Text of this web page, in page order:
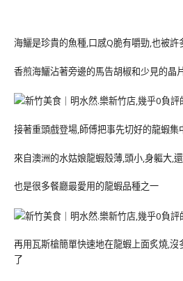
海鱺是珍貴的魚種,口感Q脆有嚼勁,也被
香煎海鱺沾著旁邊的馬告胡椒和少見的晶
接著重頭戲登場,師傅把事先切好的龍蝦集
來自澳洲的水姑娘龍蝦殼薄,頭小,身軀大,
也是很多餐廳最愛用的龍蝦品種之一
再用瓦斯槍簡單快速地在龍蝦上面炙燒,
了